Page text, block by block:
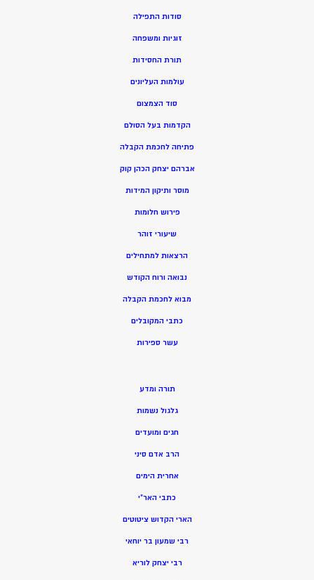
סודות התפילה
זוגיות ומשפחה
תורת החסידות
עולמות העליונים
סוד הצמצום
הקדמות בעל הסולם
פתיחה לחכמת הקבלה
אברהם יצחק הכהן קוק
מוסר ותיקון המידות
פירוש חלומות
שיעורי זוהר
הרצאות למתחילים
נבואה ורוח הקודש
מבוא לחכמת הקבלה
כתבי המקובלים
עשר ספירות
תורה ומדע
גלגול נשמות
חגים ומועדים
הרב אדם סיני
אחרית הימים
כתבי האר”י
הארי הקדוש ציטוטים
רבי שמעון בר יוחאי
רבי יצחק לוריא